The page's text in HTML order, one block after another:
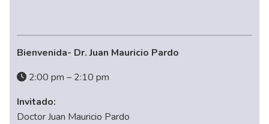
Bienvenida- Dr. Juan Mauricio Pardo
2:00 pm – 2:10 pm
Invitado:
Doctor Juan Mauricio Pardo